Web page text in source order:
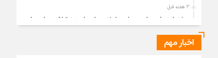
3 هفته قبل
جشنواره ملی چای، حمایت از لاهیجان یا هزینه‌تراشی برای چای
ایرانی!؟
3 هفته قبل
اخبار مهم